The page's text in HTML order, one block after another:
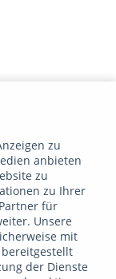
(gegenüber
und Immobilien
Aber
eine
diesen
(Inflation-
zu
anbieten
zu
zu Ihrer
für
Unsere
mit
der Dienste